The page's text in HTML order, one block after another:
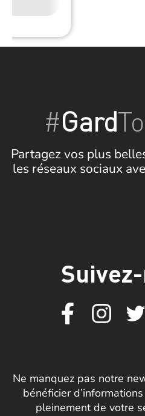
#Gard
Partagez vos plus
les réseaux sociaux
Ne manquez pas notre
bénéficier
pleinement de votre